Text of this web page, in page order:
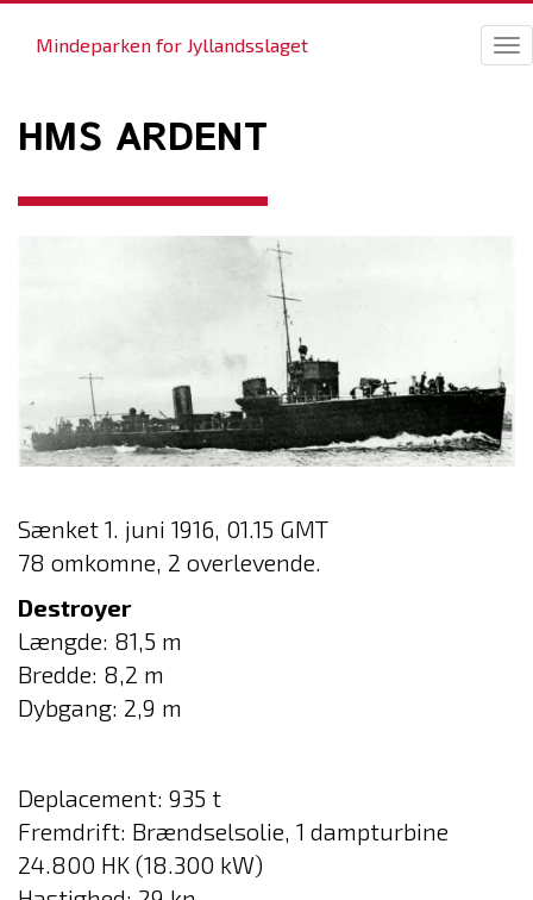
Mindeparken for Jyllandsslaget
HMS ARDENT
Sænket 1. juni 1916, 01.15 GMT
78 omkomne, 2 overlevende.
Destroyer
Længde: 81,5 m
Bredde: 8,2 m
Dybgang: 2,9 m
Deplacement: 935 t
Fremdrift: Brændselsolie, 1 dampturbine
24.800 HK (18.300 kW)